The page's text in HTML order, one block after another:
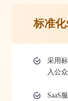
标准化
采用
入公
SaaS